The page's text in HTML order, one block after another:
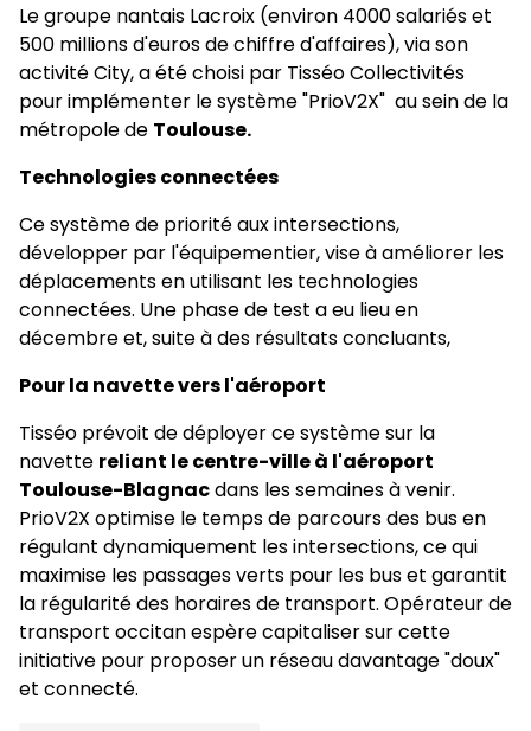
Le groupe nantais Lacroix (environ 4000 salariés et
500 millions d'euros de chiffre d'affaires), via son
activité City, a été choisi par Tisséo Collectivités
pour implémenter le système "PrioV2X" au sein de la
métropole de Toulouse.
Technologies connectées
Ce système de priorité aux intersections,
développer par l'équipementier, vise à améliorer les
déplacements en utilisant les technologies
connectées. Une phase de test a eu lieu en
décembre et, suite à des résultats concluants,
Pour la navette vers l'aéroport
Tisséo prévoit de déployer ce système sur la
navette reliant le centre-ville à l'aéroport
Toulouse-Blagnacdans les semaines à venir.
PrioV2X optimise le temps de parcours des bus en
régulant dynamiquement les intersections, ce qui
maximise les passages verts pour les bus et garantit
la régularité des horaires de transport. Opérateur de
transport occitan espère capitaliser sur cette
initiative pour proposer un réseau davantage "doux"
et connecté.